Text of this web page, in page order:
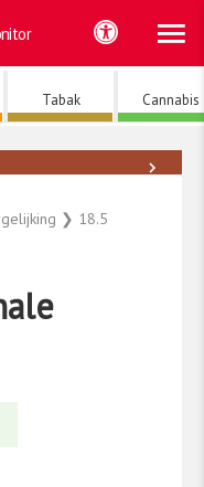
Tabak Cannabis
❯ 18.5
→